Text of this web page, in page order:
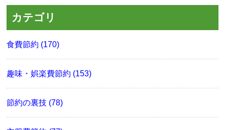
カテゴリ
食費節約 (170)
趣味・娯楽費節約 (153)
節約の裏技 (78)